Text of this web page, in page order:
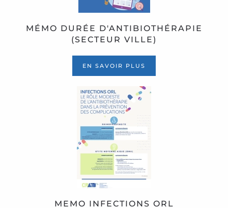
MÉMO DURÉE D'ANTIBIOTHÉRAPIE
(SECTEUR VILLE)
EN SAVOIR PLUS
MEMO INFECTIONS ORL